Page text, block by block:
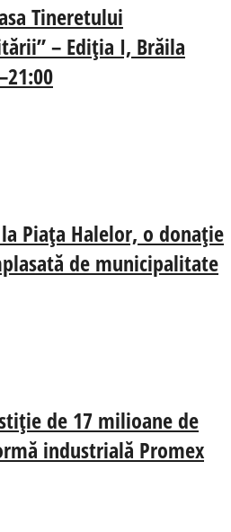
Tineretului
– Ediția I, Brăila
Piața Halelor, o donație
de municipalitate
de 17 milioane de
industrială Promex